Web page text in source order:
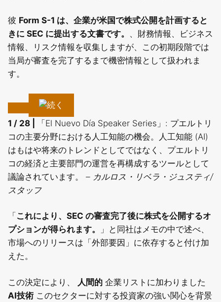
彼 Form S-1 は、企業が米国で株式公開を計画すると
きに SEC に提出する文書です。 、財務情報、ビジネス
情報、リスク情報を収集しますが、この初期段階では
当局が審査を完了するまで機密情報として扱われま
す。
1 / 28 |
「El Nuevo Día Speaker Series」: プエルトリ
コの主要分野における人工知能の機会。人工知能 (AI)
はもはや将来のトレンドとしてではなく、プエルトリ
コの経済と主要部門の運営を再構成するツールとして
議論されています。
– カルロス・リベラ・ジュスティ/
スタッフ
「 これにより、SEC の審査完了後に株式を公開するオ
プションが得られます。
」と同社はメモの中で述べ、
市場へのリリースは「外部要因」に依存すると付け加
えた。
この決定により、 人間的 企業リストに加わりました
AI技術このセクターに対する投資家の強い関心を背景